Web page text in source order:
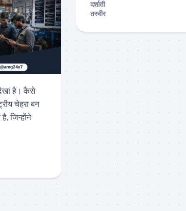
देखा है। कैसे
चेहरा बन
जिन्होंने